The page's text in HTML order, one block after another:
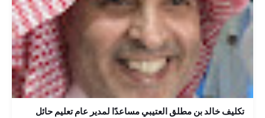
تكليف خالد بن مطلق العتيبي مساعدًا لمدير عام تعليم حائل